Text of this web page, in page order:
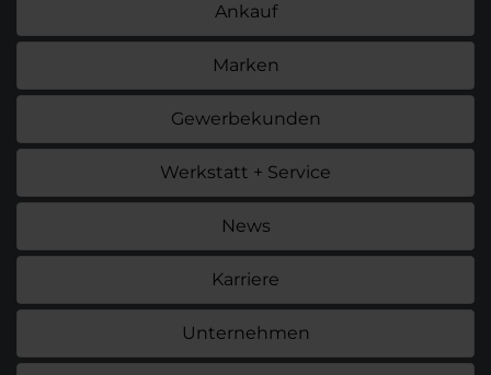
Ankauf
Marken
Gewerbekunden
Werkstatt + Service
News
Karriere
Unternehmen